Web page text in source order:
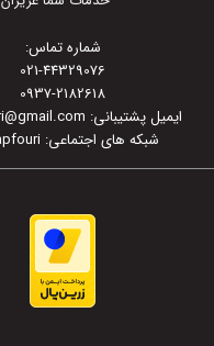
شماره تماس:
021-44329076
0937-2182618
ایمیل پشتیبانی: chapfouri@gmail.com
شبکه های اجتماعی: chapfouri